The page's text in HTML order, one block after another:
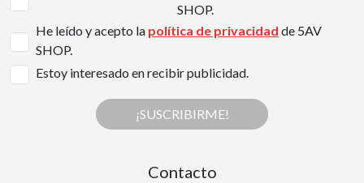
SHOP.
He leído y acepto la política de privacidad de 5AV
SHOP.
Estoy interesado en recibir publicidad.
¡SUSCRIBIRME!
Contacto